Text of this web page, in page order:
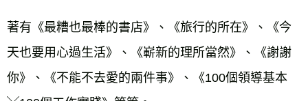
著有《最糟也最棒的書店》、《旅行的所在》、《今
天也要用心過生活》、《嶄新的理所當然》、《謝謝
你》、《不能不去愛的兩件事》、《100個領導基本